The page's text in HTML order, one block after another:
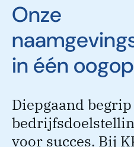
Onze
in één
Diepgaand
voor succes. Bij